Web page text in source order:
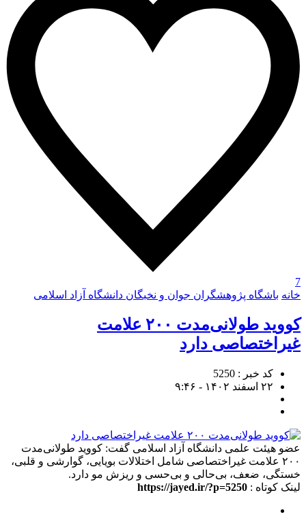
7
خانه باشگاه پژوهشگران جوان و نخبگان دانشگاه آزاد اسلامی
کووید طولانی‌مدت ۲۰۰ علامت
غیراختصاصی دارد
کد خبر : 5250
۲۲ اسفند ۱۴۰۲ - ۹:۴۶
عضو هیئت علمی دانشگاه آزاد اسلامی گفت:‌ کووید طولانی‌مدت
۲۰۰ علامت غیراختصاصی شامل اختلالات بویایی، گوارشی و قلبی،
خستگی، ضعف، بی‌حالی و بی‌حسی و ریزش مو دارد.
لینک کوتاه : https://jayed.ir/?p=5250